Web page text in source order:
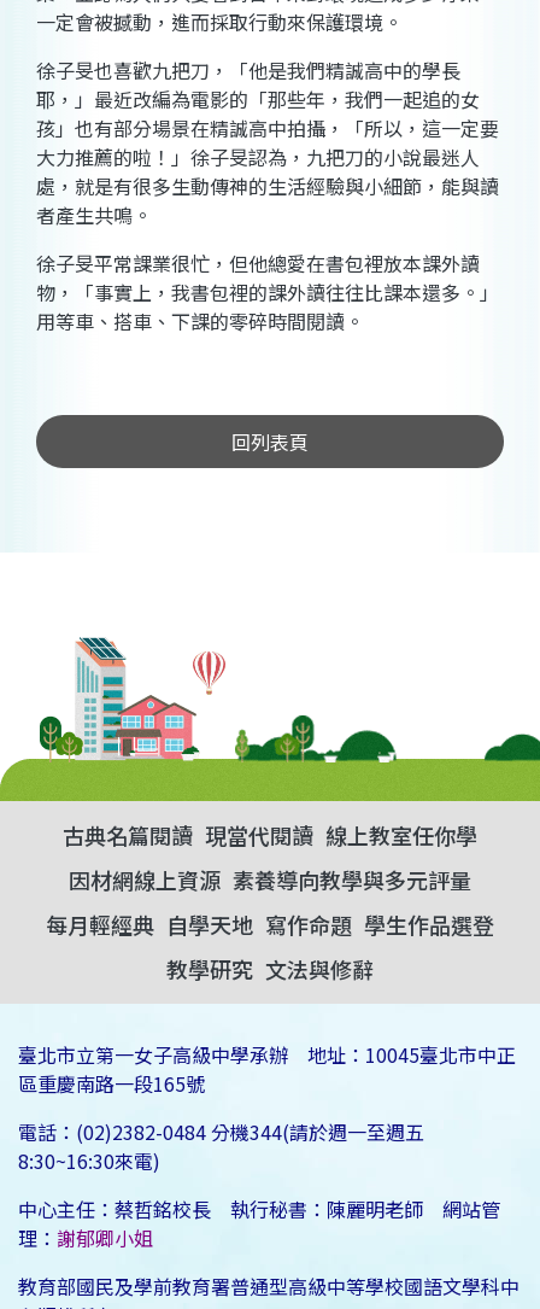
一定會被撼動，進而採取行動來保護環境。
徐子旻也喜歡九把刀，「他是我們精誠高中的學長
耶，」最近改編為電影的「那些年，我們一起追的女
孩」也有部分場景在精誠高中拍攝，「所以，這一定要
大力推薦的啦！」徐子旻認為，九把刀的小說最迷人
處，就是有很多生動傳神的生活經驗與小細節，能與讀
者產生共鳴。
徐子旻平常課業很忙，但他總愛在書包裡放本課外讀
物，「事實上，我書包裡的課外讀往往比課本還多。」
用等車、搭車、下課的零碎時間閱讀。
回列表頁
古典名篇閱讀 現當代閱讀 線上教室任你學
因材網線上資源 素養導向教學與多元評量
每月輕經典 自學天地 寫作命題 學生作品選登
教學研究 文法與修辭
臺北市立第一女子高級中學承辦 地址：10045臺北市中正
區重慶南路一段165號
電話：(02)2382-0484 分機344(請於週一至週五
8:30~16:30來電)
中心主任：蔡哲銘校長 執行秘書：陳麗明老師 網站管
理： 謝郁卿小姐
教育部國民及學前教育署普通型高級中等學校國語文學科中